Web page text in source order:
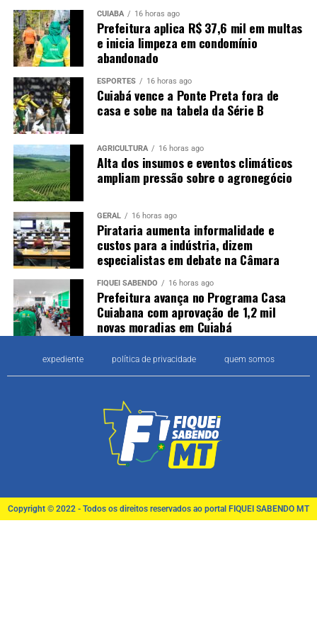
CUIABÁ 16 horas ago
Prefeitura aplica R$ 37,6 mil em multas
e inicia limpeza em condomínio
abandonado
ESPORTES 16 horas ago
Cuiabá vence a Ponte Preta fora de
casa e sobe na tabela da Série B
AGRICULTURA 16 horas ago
Alta dos insumos e eventos climáticos
ampliam pressão sobre o agronegócio
GERAL 16 horas ago
Pirataria aumenta informalidade e
custos para a indústria, dizem
especialistas em debate na Câmara
FIQUEI SABENDO 16 horas ago
Prefeitura avança no Programa Casa
Cuiabana com aprovação de 1,2 mil
novas moradias em Cuiabá
expediente política de privacidade quem somos
Copyright © 2022 - Todos os direitos reservados ao portal FIQUEI SABENDO MT